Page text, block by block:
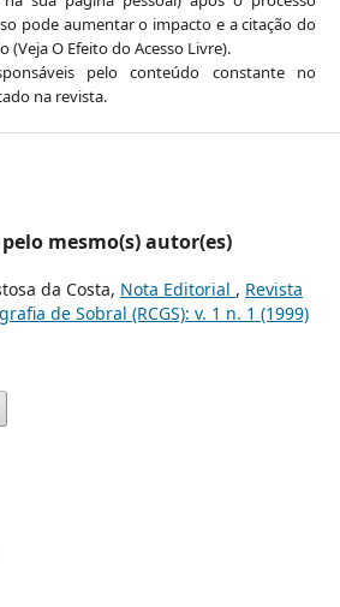
pode aumentar o impacto e a citação do
(Veja O Efeito do Acesso Livre).
pelo conteúdo constante no
na revista.
mesmo(s) autor(es)
da Costa, Nota Editorial , Revista
de Sobral (RCGS): v. 1 n. 1 (1999)